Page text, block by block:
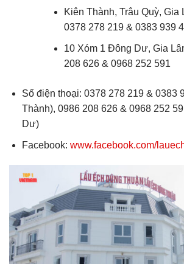
Kiên Thành, Trâu Quỳ, Gia
0378 278 219 & 0383 939
10 Xóm 1 Đông Dư, Gia
208 626 & 0968 252 591
Số điện thoại: 0378 278 219 & 0383
Thành), 0986 208 626 & 0968 252
Dư)
Facebook: www.facebook.com/